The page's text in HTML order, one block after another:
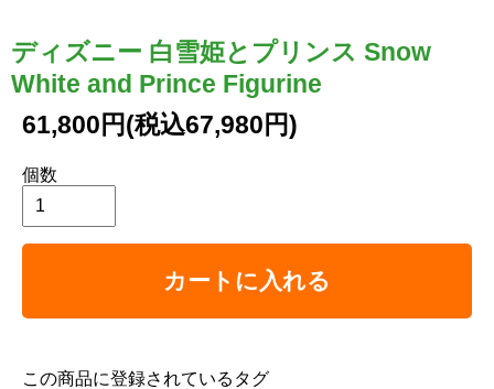
ディズニー 白雪姫とプリンス Snow
White and Prince Figurine
61,800円(税込67,980円)
個数
カートに入れる
この商品に登録されているタグ